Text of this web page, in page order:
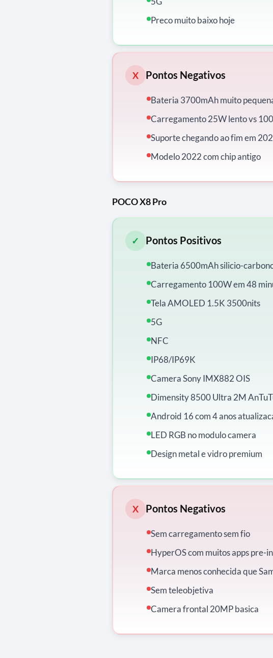
Preco muito baixo hoje
X Pontos Negativos
Bateria 3700mAh muito
Carregamento 25W lento vs
Suporte chegando ao fim em
Modelo 2022 com chip antigo
POCO X8 Pro
✓ Pontos Positivos
Bateria 6500mAh silicio-
Carregamento 100W em 48
Tela AMOLED 1.5K 3500nits
5G
NFC
IP68/IP69K
Camera Sony IMX882 OIS
Dimensity 8500 Ultra 2M
Android 16 com 4 anos
LED RGB no modulo camera
Design metal e vidro premium
X Pontos Negativos
Sem carregamento sem fio
HyperOS com muitos apps pre-
Marca menos conhecida que
Sem teleobjetiva
Camera frontal 20MP basica